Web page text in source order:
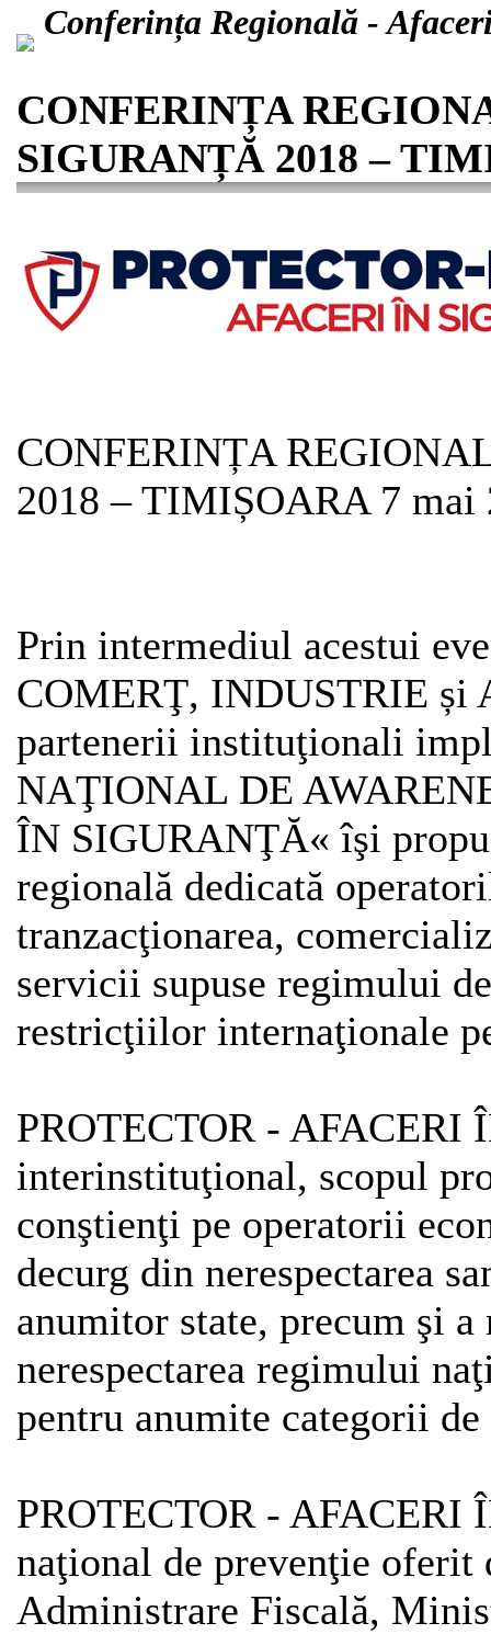
Conferința Regională -
CONFERINȚA
SIGURANȚĂ 2018 –
CONFERINȚA
2018 – TIMIȘOARA 7 mai
Prin intermediul acestui
COMERŢ, INDUSTRIE
partenerii instituţionali
NAŢIONAL DE
ÎN SIGURANŢĂ« îşi
regională dedicată
tranzacţionarea,
servicii supuse regimului
restricţiilor internaţionale
PROTECTOR - AFACERI
interinstituţional, scopul
conştienţi pe operatorii
decurg din nerespectarea
anumitor state, precum şi
nerespectarea regimului
pentru anumite categorii
PROTECTOR - AFACERI
naţional de prevenţie oferit
Administrare Fiscală,